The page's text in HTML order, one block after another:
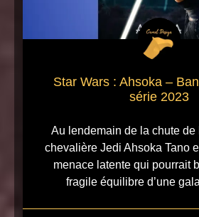
Star Wars : Ahsoka –
série 2023
Au lendemain de la chute de
chevalière Jedi Ahsoka Tano
menace latente qui pourrait
fragile équilibre d’une